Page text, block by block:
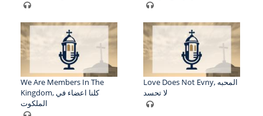
We Are Members In The
Kingdom, كلنا اعضاء في
الملكوت
Love Does Not Evny, المحبه
لا تحسد